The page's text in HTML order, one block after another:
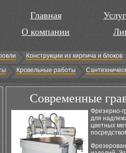
Главная
О компании
Конструкции из кирпича и блоков
Кровельные работы
Современные
Фрезерно-
для
цветных